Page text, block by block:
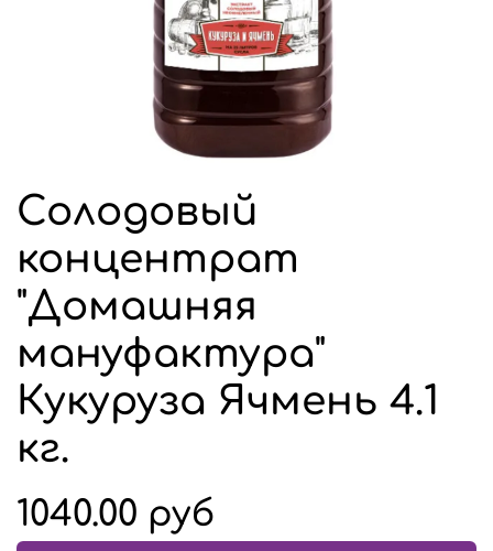
Солодовый
концентрат
"Домашняя
мануфактура"
Кукуруза Ячмень 4.1
кг.
1040.00 руб